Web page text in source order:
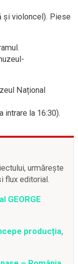
și violoncel). Piese
Național
intrare la 16:30).
urmărește
flux editorial.
GEORGE
producția,